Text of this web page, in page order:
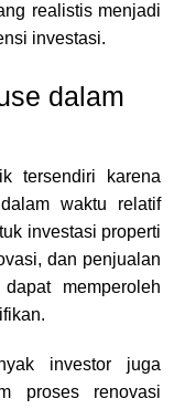
realistis menjadi
investasi.
dalam
tersendiri karena
waktu relatif
investasi properti
dan penjualan
memperoleh
investor juga
proses renovasi